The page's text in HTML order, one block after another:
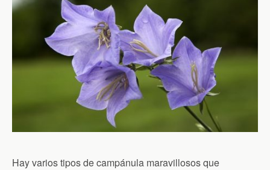
Hay varios tipos de campánula maravillosos que